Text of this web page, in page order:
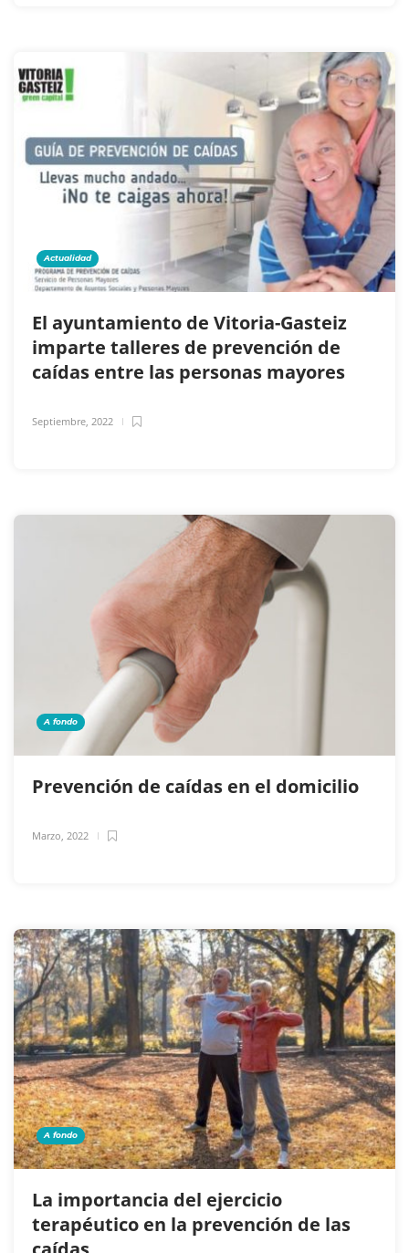
Actualidad
El ayuntamiento de Vitoria-Gasteiz
imparte talleres de prevención de
caídas entre las personas mayores
Septiembre, 2022
A fondo
Prevención de caídas en el domicilio
Marzo, 2022
A fondo
La importancia del ejercicio
terapéutico en la prevención de las